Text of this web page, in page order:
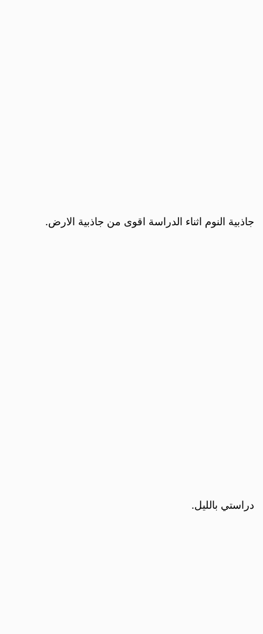
جاذبية النوم اثناء الدراسة اقوى من جاذبية الارض.
دراستي بالليل.